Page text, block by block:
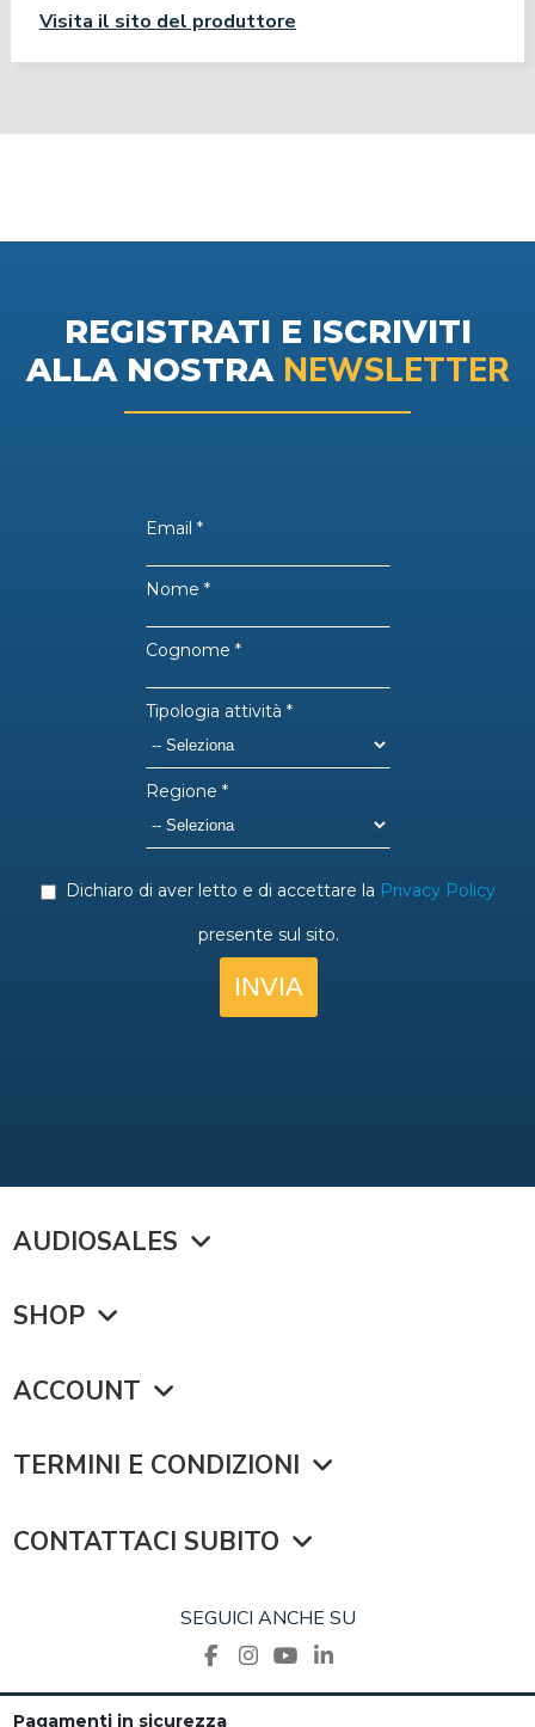
Visita il sito del produttore
REGISTRATI E ISCRIVITI
ALLA NOSTRA NEWSLETTER
AUDIOSALES
SHOP
ACCOUNT
TERMINI E CONDIZIONI
CONTATTACI SUBITO
SEGUICI ANCHE SU
Pagamenti in sicurezza